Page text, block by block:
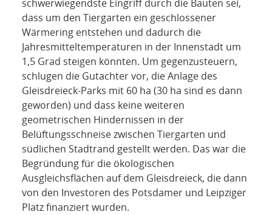
schwerwiegendste Eingriff durch die Bauten sei,
dass um den Tiergarten ein geschlossener
Wärmering entstehen und dadurch die
Jahresmitteltemperaturen in der Innenstadt um
1,5 Grad steigen könnten. Um gegenzusteuern,
schlugen die Gutachter vor, die Anlage des
Gleisdreieck-Parks mit 60 ha (30 ha sind es dann
geworden) und dass keine weiteren
geometrischen Hindernissen in der
Belüftungsschneise zwischen Tiergarten und
südlichen Stadtrand gestellt werden. Das war die
Begründung für die ökologischen
Ausgleichsflächen auf dem Gleisdreieck, die dann
von den Investoren des Potsdamer und Leipziger
Platz finanziert wurden.